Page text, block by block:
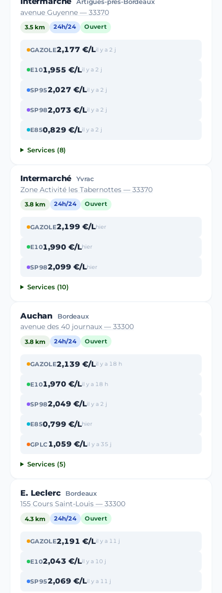
Artigues-près-Bordeaux
avenue Guyenne — 33370
3.5 km 24h/24 Ouvert
GAZOLE2,177 €/Lil y a 2 j
E101,955 €/Lil y a 2 j
SP952,027 €/Lil y a 2 j
SP982,073 €/Lil y a 2 j
E850,829 €/Lil y a 2 j
Services (8)
Intermarché Yvrac
Zone Activité les Tabernottes — 33370
3.8 km 24h/24 Ouvert
GAZOLE2,199 €/Lhier
E101,990 €/Lhier
SP982,099 €/Lhier
Services (10)
Auchan Bordeaux
avenue des 40 journaux — 33300
3.8 km 24h/24 Ouvert
GAZOLE2,139 €/Lil y a 18 h
E101,970 €/Lil y a 18 h
SP982,049 €/Lil y a 2 j
E850,799 €/Lhier
GPLC1,059 €/Lil y a 35 j
Services (5)
E. Leclerc Bordeaux
155 Cours Saint-Louis — 33300
4.3 km 24h/24 Ouvert
GAZOLE2,191 €/Lil y a 11 j
E102,043 €/Lil y a 10 j
SP952,069 €/Lil y a 11 j